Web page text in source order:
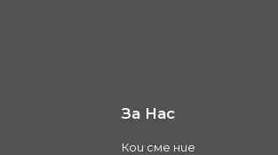
За Нас
Кои сме ние